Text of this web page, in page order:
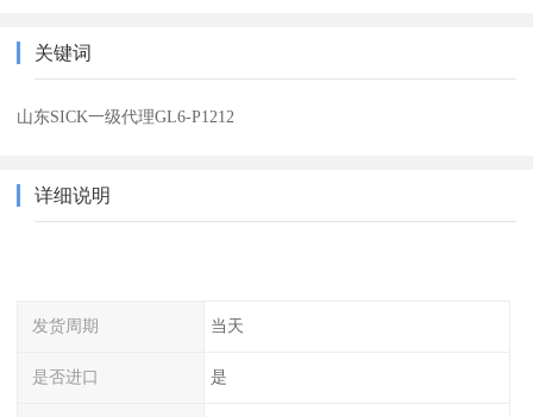
关键词
山东SICK一级代理GL6-P1212
详细说明
发货周期 当天
是否进口 是